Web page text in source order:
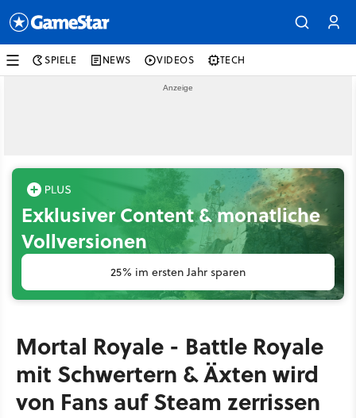
SPIELE NEWS VIDEOS TECH
Exklusiver Content & monatliche
Vollversionen
25% im ersten Jahr sparen
Mortal Royale - Battle Royale
mit Schwertern & Äxten wird
von Fans auf Steam zerrissen